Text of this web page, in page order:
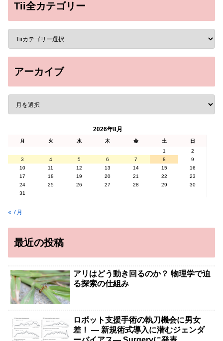
Tii全カテゴリー
アーカイブ
2026年8月
月 火 水 木 金 土
日
1
2
3
4 5 6 7 8
9
10
11 12 13 14 15
16
17
18 19 20 21 22
23
24
25 26 27 28 29
30
31
« 7月
最近の投稿
アリはどう動き回るのか？ 物理学で迫
る探索の仕組み
ロボット支援手術の執刀機会に男女
差！ — 新規術式導入に潜むジェンダ